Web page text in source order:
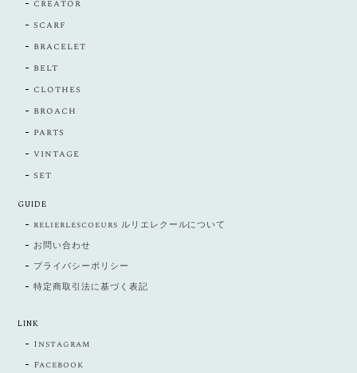
creator
scarf
bracelet
belt
clothes
broach
parts
vintage
set
GUIDE
relierlescoeurs ルリエレクールについて
お問い合わせ
プライバシーポリシー
特定商取引法に基づく表記
LINK
Instagram
Facebook